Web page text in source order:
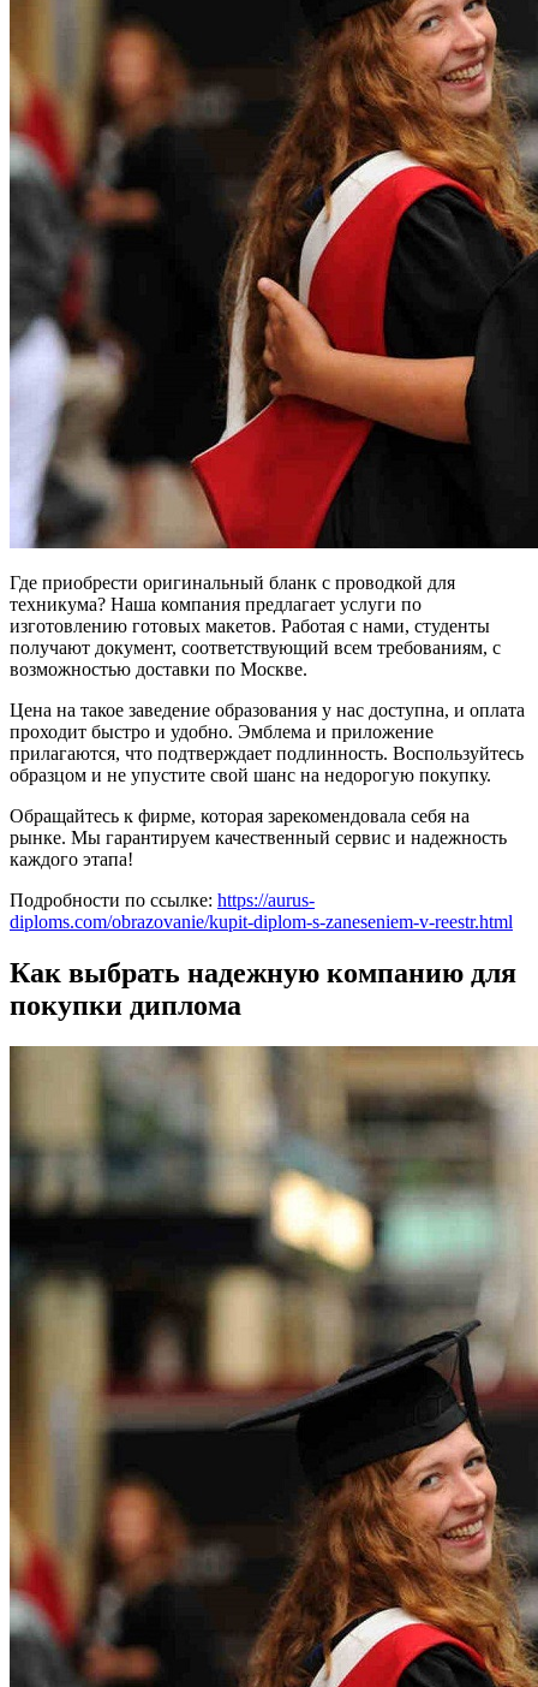
Где приобрести оригинальный бланк с проводкой для
техникума? Наша компания предлагает услуги по
изготовлению готовых макетов. Работая с нами, студенты
получают документ, соответствующий всем требованиям, с
возможностью доставки по Москве.
Цена на такое заведение образования у нас доступна, и оплата
проходит быстро и удобно. Эмблема и приложение
прилагаются, что подтверждает подлинность. Воспользуйтесь
образцом и не упустите свой шанс на недорогую покупку.
Обращайтесь к фирме, которая зарекомендовала себя на
рынке. Мы гарантируем качественный сервис и надежность
каждого этапа!
Подробности по ссылке: https://aurus-
diploms.com/obrazovanie/kupit-diplom-s-zaneseniem-v-reestr.html
Как выбрать надежную компанию для
покупки диплома